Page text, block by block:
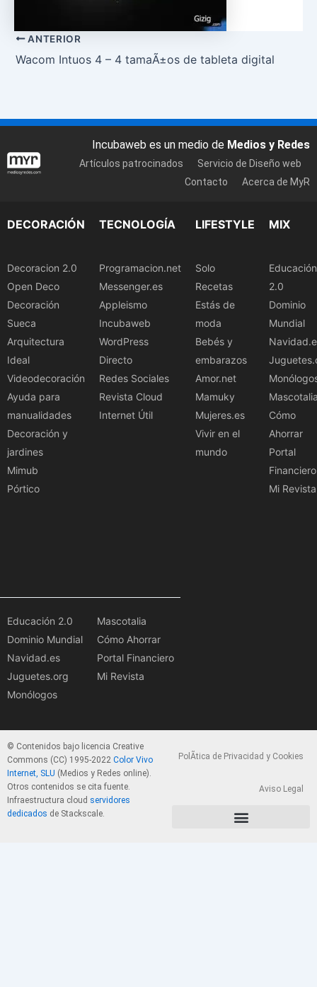
ANTERIOR
Wacom Intuos 4 – 4 tamaÃ±os de tableta digital
Incubaweb es un medio de Medios y Redes
Artículos patrocinados
Servicio de Diseño web
Contacto
Acerca de MyR
DECORACIÓN
Decoracion 2.0
Open Deco
Decoración
Sueca
Arquitectura
Ideal
Videodecoración
Ayuda para
manualidades
Decoración y
jardines
Mimub
Pórtico
TECNOLOGÍA
Programacion.net
Messenger.es
Appleismo
Incubaweb
WordPress
Directo
Redes Sociales
Revista Cloud
Internet Útil
LIFESTYLE
Solo
Recetas
Estás de
moda
Bebés y
embarazos
Amor.net
Mamuky
Mujeres.es
Vivir en el
mundo
MIX
Educación
2.0
Dominio
Mundial
Cómo
Ahorrar
Portal
Financiero
Mi Revista
Educación 2.0
Dominio Mundial
Navidad.es
Juguetes.org
Monólogos
Mascotalia
Cómo Ahorrar
Portal Financiero
Mi Revista
© Contenidos bajo licencia Creative
Commons (CC) 1995-2022 Color Vivo
Internet, SLU (Medios y Redes online).
Otros contenidos se cita fuente.
Infraestructura cloud servidores
dedicados de Stackscale.
PolÃ­tica de Privacidad y Cookies
Aviso Legal